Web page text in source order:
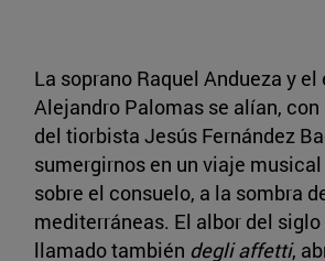
La soprano Raquel Andueza y
Alejandro Palomas se alían,
del tiorbista Jesús Fernández
sumergirnos en un viaje
sobre el consuelo, a la sombra
mediterráneas. El albor del
llamado también degli affetti,